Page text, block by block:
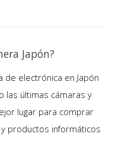
Japón?
de electrónica en Japón
las últimas cámaras y
lugar para comprar
productos informáticos